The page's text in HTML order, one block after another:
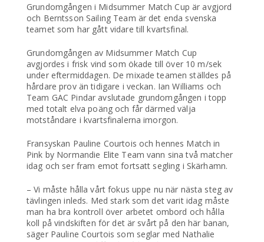
Grundomgången i Midsummer Match Cup är avgjord
och Berntsson Sailing Team är det enda svenska
teamet som har gått vidare till kvartsfinal.
Grundomgången av Midsummer Match Cup
avgjordes i frisk vind som ökade till över 10 m/sek
under eftermiddagen. De mixade teamen ställdes på
hårdare prov än tidigare i veckan. Ian Williams och
Team GAC Pindar avslutade grundomgången i topp
med totalt elva poäng och får därmed välja
motståndare i kvartsfinalerna imorgon.
Fransyskan Pauline Courtois och hennes Match in
Pink by Normandie Elite Team vann sina två matcher
idag och ser fram emot fortsatt segling i Skärhamn.
– Vi måste hålla vårt fokus uppe nu när nästa steg av
tävlingen inleds. Med stark som det varit idag måste
man ha bra kontroll över arbetet ombord och hålla
koll på vindskiften för det är svårt på den här banan,
säger Pauline Courtois som seglar med Nathalie